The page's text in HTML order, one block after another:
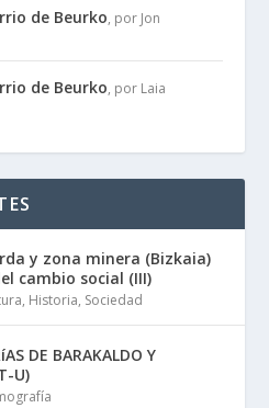
de Beurko, por Jon
de Beurko, por Laia
y zona minera (Bizkaia)
cambio social (III)
, Historia, Sociedad
DE BARAKALDO Y
U)